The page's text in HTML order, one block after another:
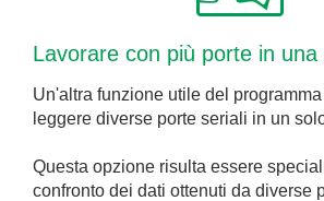
Lavorare con più porte in una
Un'altra funzione utile del
leggere diverse porte seriali in un
Questa opzione risulta essere
confronto dei dati ottenuti da diverse